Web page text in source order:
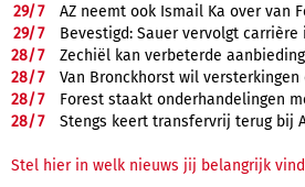
29/7
AZ neemt ook Ismail Ka over van
29/7
Bevestigd: Sauer vervolgt
28/7
Zechiël kan verbeterde
28/7
Van Bronckhorst wil
28/7
Forest staakt onderhandelingen
28/7 Stengs keert transfervrij terug bij
Stel hier in welk nieuws jij belangrijk